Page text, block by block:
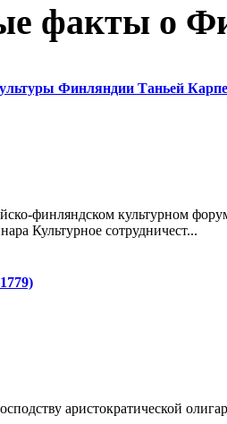
факты о
Финляндии Таньей
финляндском культурном
Культурное сотрудничест...
аристократической